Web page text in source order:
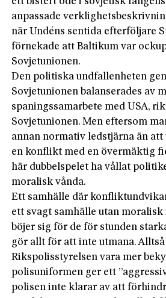
anpassade
när Undéns sentida efterföljare
förnekade att Baltikum var
Sovjetunionen.
Den politiska undfallenheten
Sovjetunionen balanserades av
spaningssamarbete med USA,
Sovjetunionen. Men eftersom
annan normativ ledstjärna än
en konflikt med en övermäktig
här dubbelspelet ha vållat
moralisk vånda.
Ett samhälle där
ett svagt samhälle utan
böjer sig för de för stunden
gör allt för att inte utmana.
Rikspolisstyrelsen vara mer
polisuniformen ger ett
polisen inte klarar av att